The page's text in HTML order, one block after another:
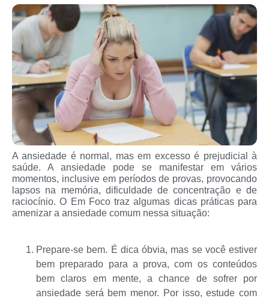
A ansiedade é normal, mas em excesso é prejudicial à
saúde. A ansiedade pode se manifestar em vários
momentos, inclusive em períodos de provas, provocando
lapsos na memória, dificuldade de concentração e de
raciocínio. O Em Foco traz algumas dicas práticas para
amenizar a ansiedade comum nessa situação:
Prepare-se bem. É dica óbvia, mas se você estiver
bem preparado para a prova, com os conteúdos
bem claros em mente, a chance de sofrer por
ansiedade será bem menor. Por isso, estude com